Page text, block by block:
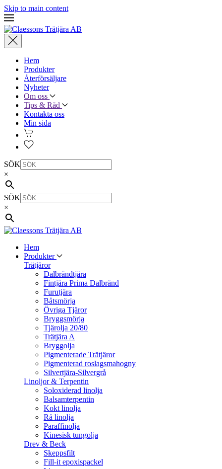
Skip to main content
Hem
Produkter
Återförsäljare
Nyheter
Om oss
Tips & Råd
Kontakta oss
Min sida
SÖK
×
SÖK
×
Hem
Produkter
Trätjäror
Dalbrändtjära
Fintjära Prima Dalbränd
Furutjära
Båtsmörja
Övriga Tjäror
Bryggsmörja
Tjärolja 20/80
Trätjära A
Bryggolja
Pigmenterade Trätjäror
Pigmenterad roslagsmahogny
Silvertjära-Silvergrå
Linoljor & Terpentin
Soloxiderad linolja
Balsamterpentin
Kokt linolja
Rå linolja
Paraffinolja
Kinesisk tungolja
Drev & Beck
Skeppsfilt
Fill-it epoxispackel